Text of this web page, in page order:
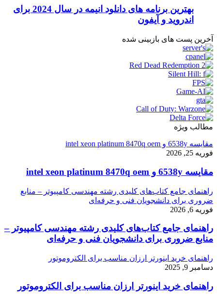
بهترین برنامه های دانلود انیمه در سال 2024 برای
اندروید و آیفون
آخرین پست های بازبینی شده
مطالب ویژه
مقایسه 6538y و intel xeon platinum 8470q oem
فوریه 25, 2026
مقایسه 6538y و intel xeon platinum 8470q oem
راهنمای جامع کتاب‌های کلیدی رشته مهندسی کامپیوتر – منابع
ضروری برای دانشجویان فنی و حرفه‌ای
فوریه 6, 2026
راهنمای جامع کتاب‌های کلیدی رشته مهندسی کامپیوتر –
منابع ضروری برای دانشجویان فنی و حرفه‌ای
راهنمای خرید اینورتر ارزان مناسب برای الکتروموتور
دسامبر 9, 2025
راهنمای خرید اینورتر ارزان مناسب برای الکتروموتور